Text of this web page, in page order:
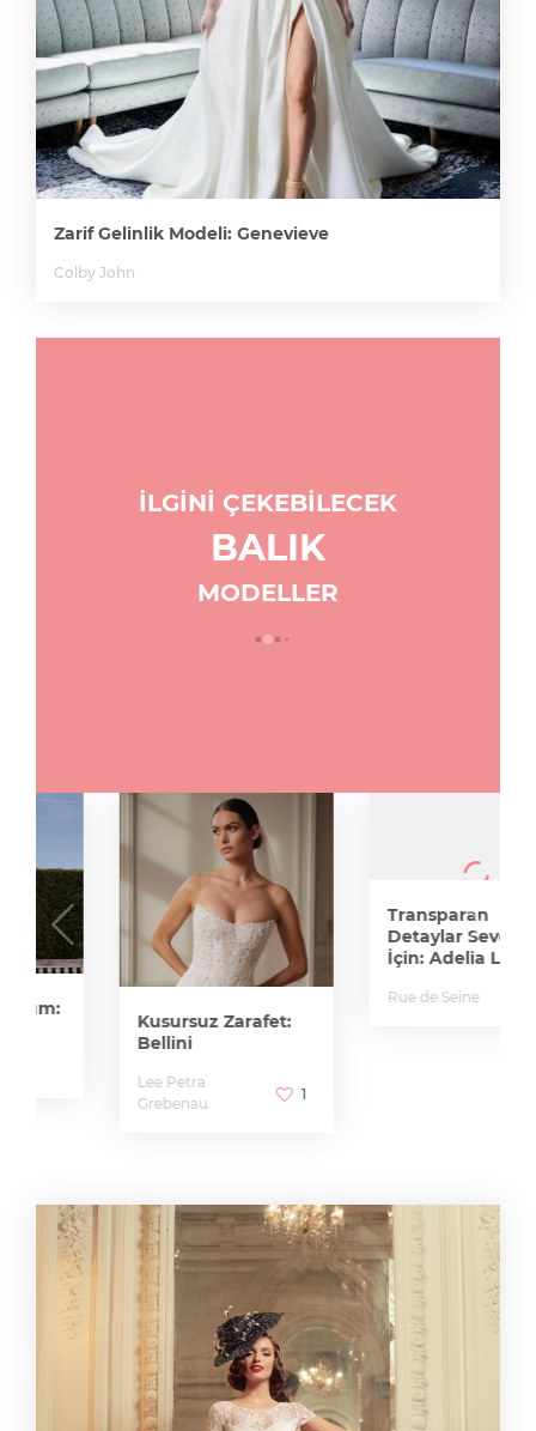
Zarif Gelinlik Modeli: Genevieve
Colby John
İLGİNİ ÇEKEBİLECEK
BALIK
MODELLER
Kusursuz Zarafet:
Transparan
Detaylar Sevenler
İçin: Adelia Lune
Rue de Seine